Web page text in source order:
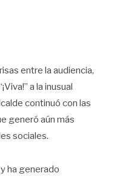
entre la audiencia,
a la inusual
continuó con las
generó aún más
sociales.
ha generado